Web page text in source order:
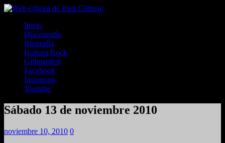
Inicio
Discografía
Biografía
Kultura Rock
Gillmanfest
Facebook
Instagram
Youtube
Sábado 13 de noviembre 2010
noviembre 10, 2010 0